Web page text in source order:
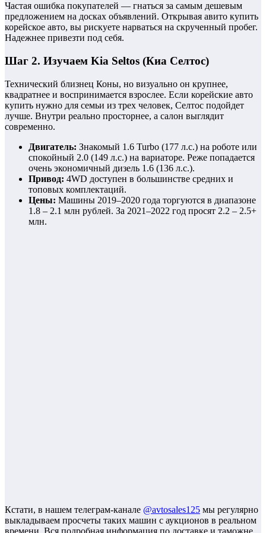
Частая ошибка покупателей — гнаться за самым дешевым
предложением на досках объявлений. Открывая авито купить
корейское авто, вы рискуете нарваться на скрученный пробег.
Надежнее привезти под себя.
Шаг 2. Изучаем Kia Seltos (Киа Селтос)
Технический близнец Коны, но визуально он крупнее,
квадратнее и воспринимается взрослее. Если корейские авто
купить нужно для семьи из трех человек, Селтос подойдет
лучше. Внутри реально просторнее, а салон выглядит
современно.
Двигатель: Знакомый 1.6 Turbo (177 л.с.) на роботе или
спокойный 2.0 (149 л.с.) на вариаторе. Реже попадается
очень экономичный дизель 1.6 (136 л.с.).
Привод: 4WD доступен в большинстве средних и
топовых комплектаций.
Цены: Машины 2019–2020 года торгуются в диапазоне
1.8 – 2.1 млн рублей. За 2021–2022 год просят 2.2 – 2.5+
млн.
Кстати, в нашем телеграм-канале @avtosales125 мы регулярно
выкладываем просчеты таких машин с аукционов в реальном
времени. Вся подробная информация по доставке и таможне